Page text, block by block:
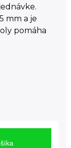
mm a je
pomáha